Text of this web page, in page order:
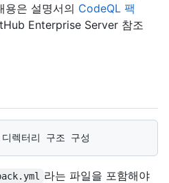
용은 설명서의 CodeQL 팩
Enterprise Server 참조
라는 파일을 포함해야